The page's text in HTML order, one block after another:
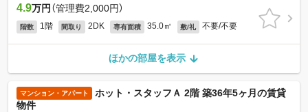
4.9万円 （管理費2,000円）
階数 1階 間取り 2DK 専有面積 35.0㎡ 敷/礼 不要/不要
ほかの部屋を表示
マンション・アパート
ホット・スタッフＡ 2階 築36年5ヶ月の賃貸
物件